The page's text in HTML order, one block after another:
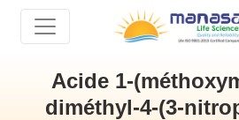
Skip
contentAcide 1-
diméthyl-4-(3-